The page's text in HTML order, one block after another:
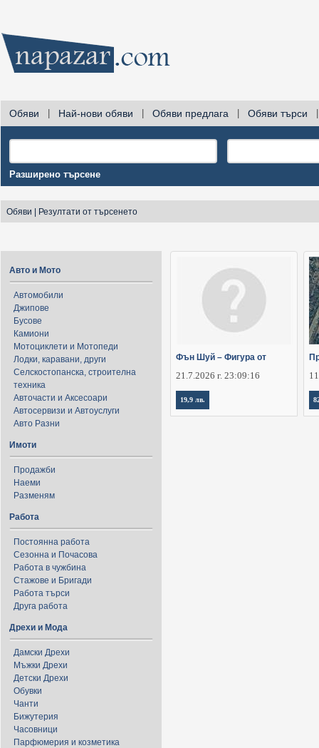
Обяви Най-нови обяви Обяви предлага Обяви търси
Разширено търсене
Обяви Резултати от търсенето
Авто и Мото
Автомобили
Джипове
Бусове
Камиони
Мотоциклети и Мотопеди
Лодки, каравани, други
Селскостопанска, строителна
техника
Авточасти и Аксесоари
Автосервизи и Автоуслуги
Авто Разни
Имоти
Продажби
Наеми
Разменям
Работа
Постоянна работа
Сезонна и Почасова
Работа в чужбина
Стажове и Бригади
Работа търси
Друга работа
Дрехи и Мода
Дамски Дрехи
Мъжки Дрехи
Детски Дрехи
Обувки
Чанти
Бижутерия
Часовници
Парфюмерия и козметика
Фън Шуй – Фигура от
21.7.2026 г. 23:09:16
19,9 лв.